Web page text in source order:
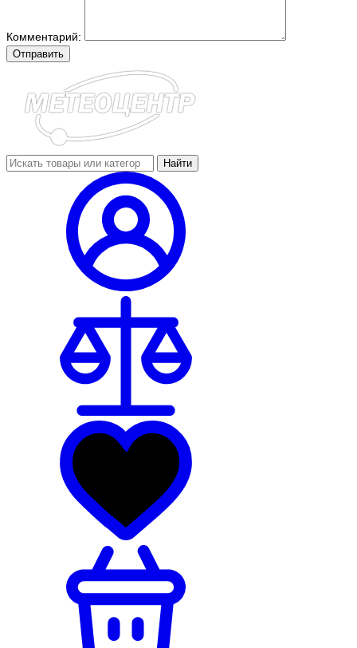
Комментарий:
Отправить
Найти